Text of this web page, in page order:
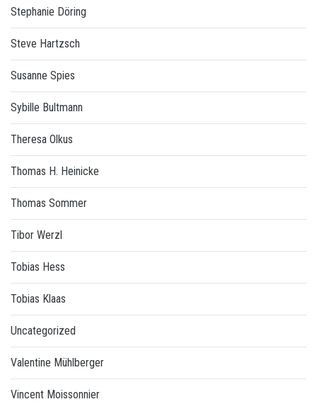
Stephanie Döring
Steve Hartzsch
Susanne Spies
Sybille Bultmann
Theresa Olkus
Thomas H. Heinicke
Thomas Sommer
Tibor Werzl
Tobias Hess
Tobias Klaas
Uncategorized
Valentine Mühlberger
Vincent Moissonnier